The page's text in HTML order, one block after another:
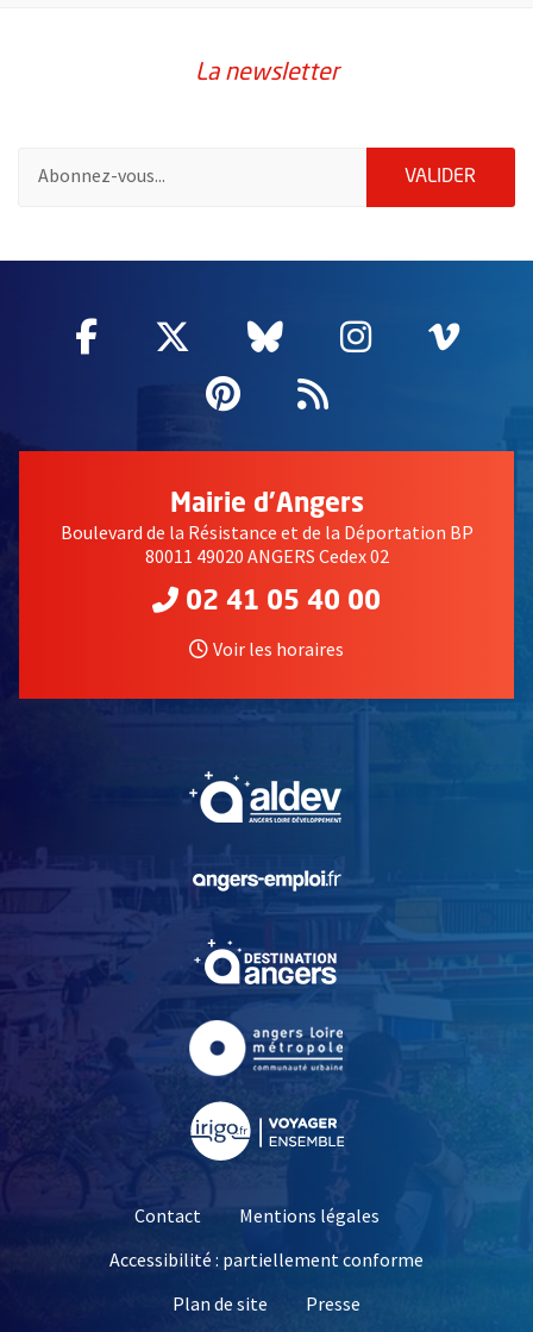
La newsletter
VALIDER
Facebook
, Ouvre une nouvelle fenêtre
Twitter
, Ouvre une nouvelle
Bluesky
, Ouvre une
Instagram
, Ouvre
,
Pinterest
, Ouvre une
Flux RSS
Mairie d'Angers
Boulevard de la Résistance et de la Déportation BP
80011 49020 ANGERS Cedex 02
02 41 05 40 00
Voir les horaires
, Ouvre une nouvelle
, Ouvre une nouvelle
Contact
Mentions légales
Accessibilité : partiellement conforme
Plan de site
Presse